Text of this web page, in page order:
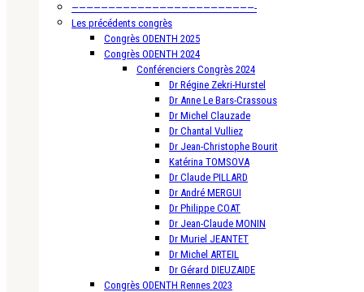
—————————————————————————-
Les précédents congrès
Congrès ODENTH 2025
Congrès ODENTH 2024
Conférenciers Congrès 2024
Dr Régine Zekri-Hurstel
Dr Anne Le Bars-Crassous
Dr Michel Clauzade
Dr Chantal Vulliez
Dr Jean-Christophe Bourit
Katérina TOMSOVA
Dr Claude PILLARD
Dr André MERGUI
Dr Philippe COAT
Dr Jean-Claude MONIN
Dr Muriel JEANTET
Dr Michel ARTEIL
Dr Gérard DIEUZAIDE
Congrès ODENTH Rennes 2023